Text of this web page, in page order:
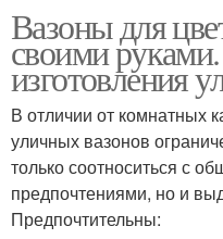
Вазоны для
своими
изготовления
В отличии от комнатных
уличных вазонов
только соотноситься с
предпочтениями, но и
Предпочтительны: